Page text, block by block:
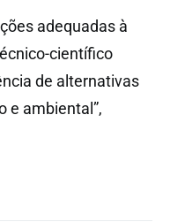
adequadas à
científico
de alternativas
e ambiental”,